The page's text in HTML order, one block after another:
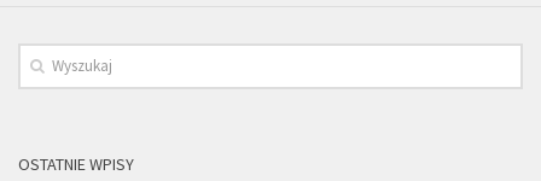
OSTATNIE WPISY